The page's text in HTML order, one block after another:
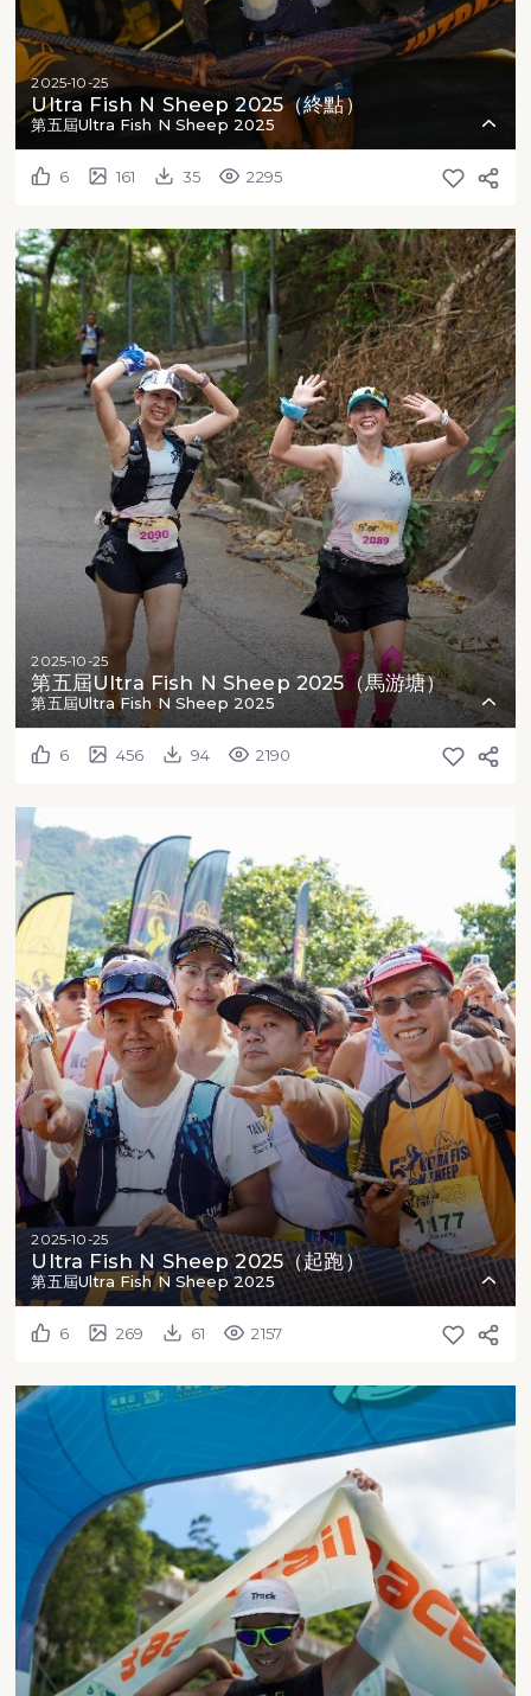
2025-10-25
Ultra Fish N Sheep 2025（終點）
第五屆Ultra Fish N Sheep 2025
6 161 35 2295
2025-10-25
第五屆Ultra Fish N Sheep 2025（馬游塘）
第五屆Ultra Fish N Sheep 2025
6 456 94 2190
2025-10-25
Ultra Fish N Sheep 2025（起跑）
第五屆Ultra Fish N Sheep 2025
6 269 61 2157